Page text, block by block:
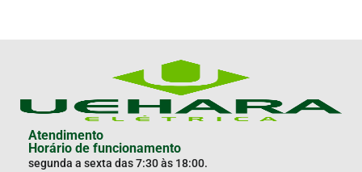
Atendimento
Horário de funcionamento
segunda a sexta das 7:30 às 18:00.